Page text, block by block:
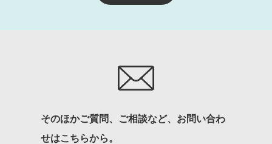
そのほかご質問、ご相談など、お問い合わ
せはこちらから。